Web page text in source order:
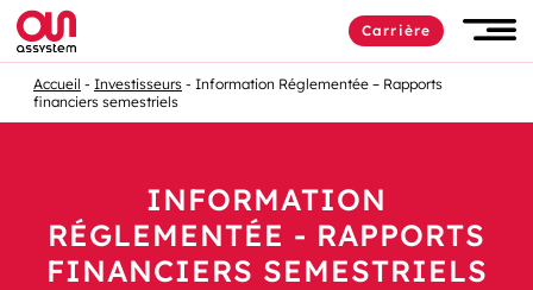
Carrière
Accueil Investisseurs
Information Réglementée – Rapports
financiers semestriels
INFORMATION
RÉGLEMENTÉE - RAPPORTS
FINANCIERS SEMESTRIELS